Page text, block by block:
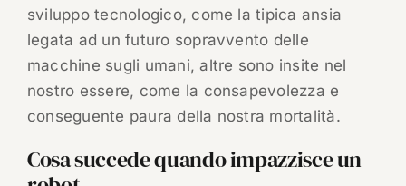
sviluppo tecnologico, come la tipica ansia
legata ad un futuro sopravvento delle
macchine sugli umani, altre sono insite nel
nostro essere, come la consapevolezza e
conseguente paura della nostra mortalità.
Cosa succede quando impazzisce un